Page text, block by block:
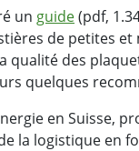
un guide(pdf,
de petites et
qualité des
quelques
en Suisse,
la logistique en